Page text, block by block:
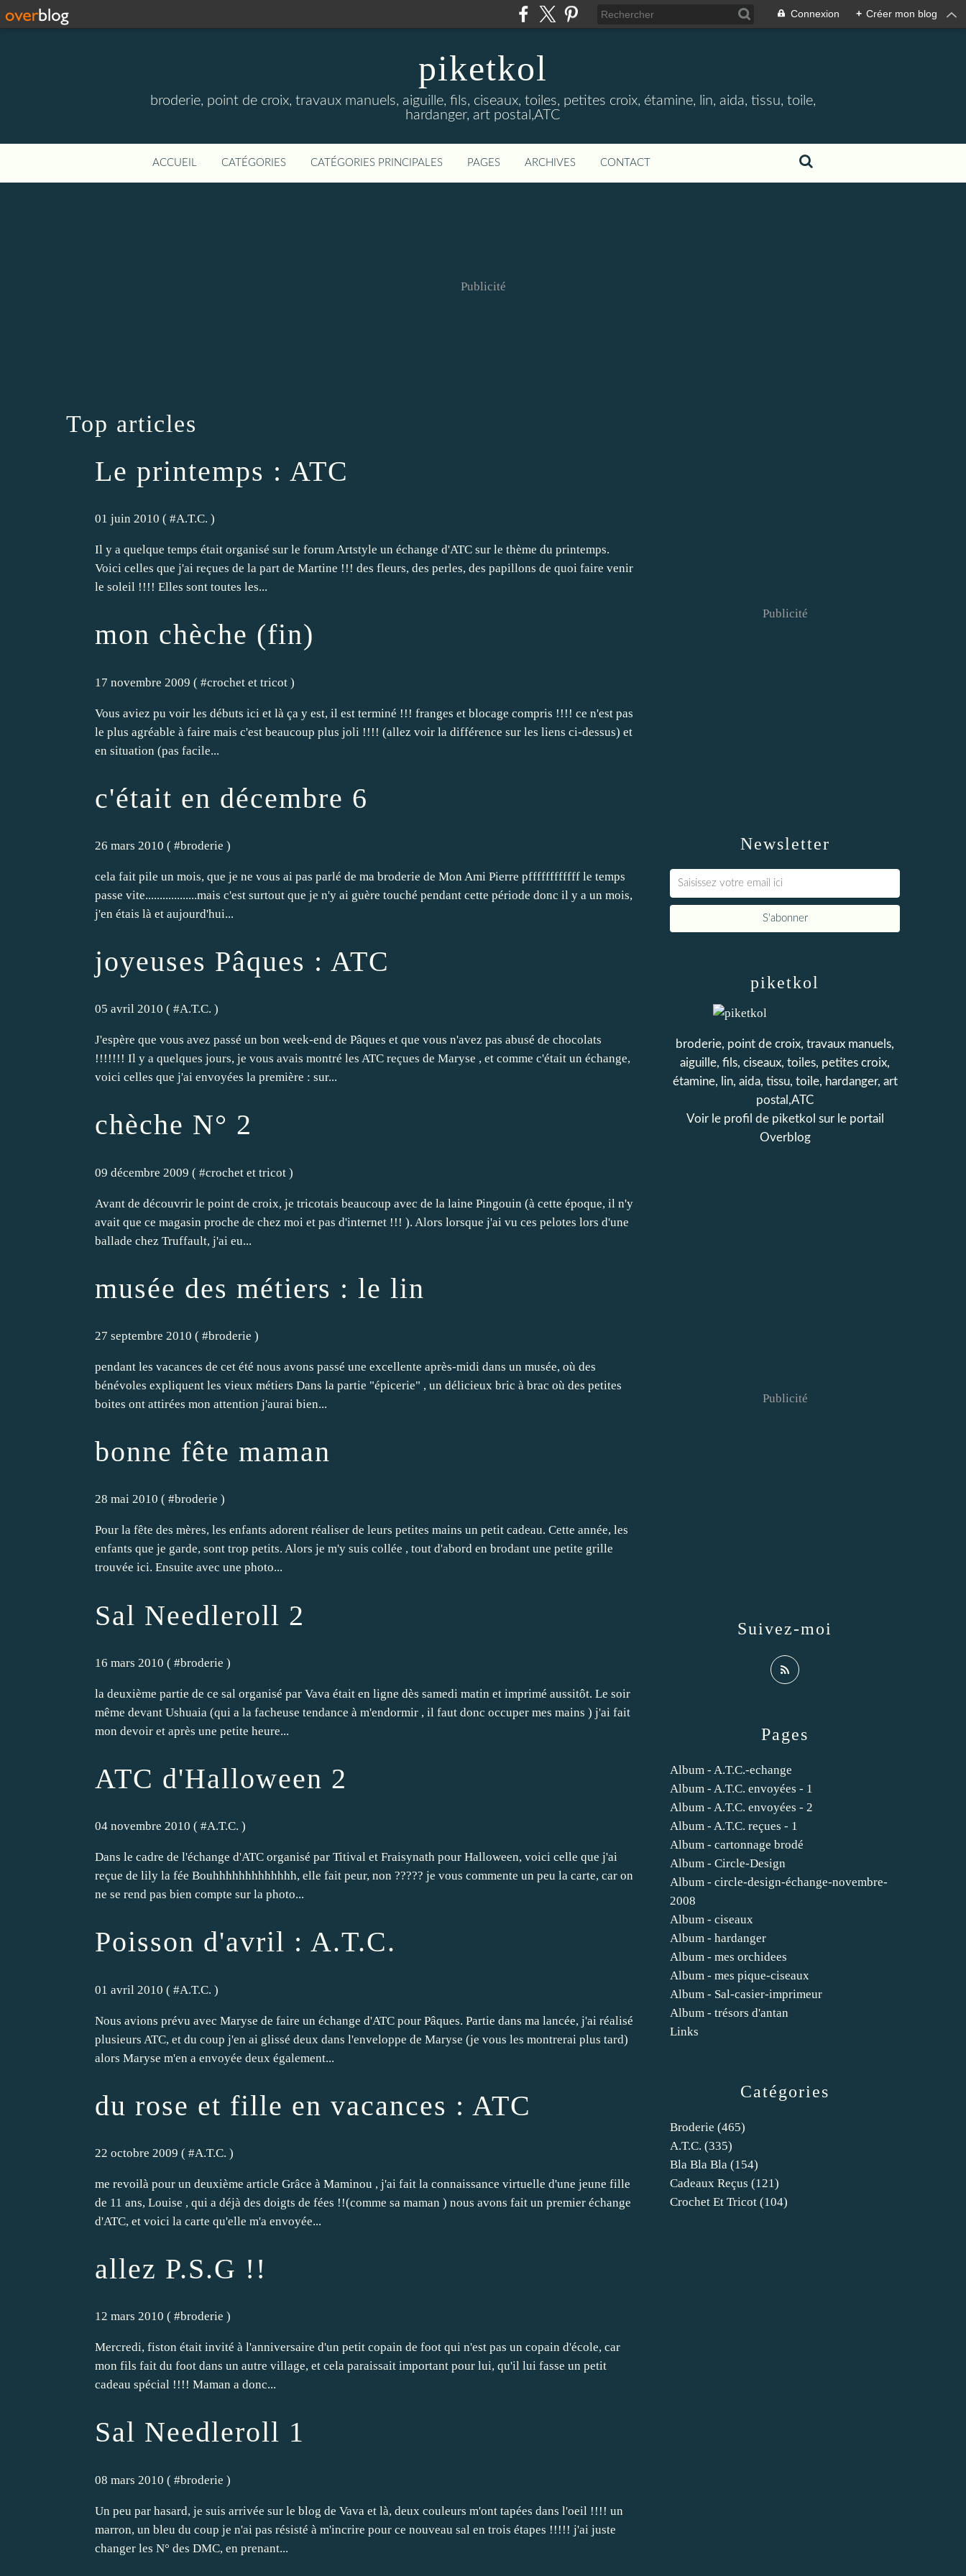
Connexion + Créer mon blog
piketkol
broderie, point de croix, travaux manuels, aiguille, fils, ciseaux, toiles, petites croix, étamine, lin, aida, tissu, toile,
hardanger, art postal,ATC
ACCUEIL CATÉGORIES CATÉGORIES PRINCIPALES PAGES ARCHIVES CONTACT
Publicité
Top articles
Le printemps : ATC
01 juin 2010 ( #A.T.C. )
Il y a quelque temps était organisé sur le forum Artstyle un échange d'ATC sur le thème du printemps.
Voici celles que j'ai reçues de la part de Martine !!! des fleurs, des perles, des papillons de quoi faire venir
le soleil !!!! Elles sont toutes les...
mon chèche (fin)
17 novembre 2009 ( #crochet et tricot )
Vous aviez pu voir les débuts ici et là ça y est, il est terminé !!! franges et blocage compris !!!! ce n'est pas
le plus agréable à faire mais c'est beaucoup plus joli !!!! (allez voir la différence sur les liens ci-dessus) et
en situation (pas facile...
c'était en décembre 6
26 mars 2010 ( #broderie )
cela fait pile un mois, que je ne vous ai pas parlé de ma broderie de Mon Ami Pierre pffffffffffff le temps
passe vite..................mais c'est surtout que je n'y ai guère touché pendant cette période donc il y a un mois,
j'en étais là et aujourd'hui...
joyeuses Pâques : ATC
05 avril 2010 ( #A.T.C. )
J'espère que vous avez passé un bon week-end de Pâques et que vous n'avez pas abusé de chocolats
!!!!!!! Il y a quelques jours, je vous avais montré les ATC reçues de Maryse , et comme c'était un échange,
voici celles que j'ai envoyées la première : sur...
chèche N° 2
09 décembre 2009 ( #crochet et tricot )
Avant de découvrir le point de croix, je tricotais beaucoup avec de la laine Pingouin (à cette époque, il n'y
avait que ce magasin proche de chez moi et pas d'internet !!! ). Alors lorsque j'ai vu ces pelotes lors d'une
ballade chez Truffault, j'ai eu...
musée des métiers : le lin
27 septembre 2010 ( #broderie )
pendant les vacances de cet été nous avons passé une excellente après-midi dans un musée, où des
bénévoles expliquent les vieux métiers Dans la partie "épicerie" , un délicieux bric à brac où des petites
boites ont attirées mon attention j'aurai bien...
bonne fête maman
28 mai 2010 ( #broderie )
Pour la fête des mères, les enfants adorent réaliser de leurs petites mains un petit cadeau. Cette année, les
enfants que je garde, sont trop petits. Alors je m'y suis collée , tout d'abord en brodant une petite grille
trouvée ici. Ensuite avec une photo...
Sal Needleroll 2
16 mars 2010 ( #broderie )
la deuxième partie de ce sal organisé par Vava était en ligne dès samedi matin et imprimé aussitôt. Le soir
même devant Ushuaia (qui a la facheuse tendance à m'endormir , il faut donc occuper mes mains ) j'ai fait
mon devoir et après une petite heure...
ATC d'Halloween 2
04 novembre 2010 ( #A.T.C. )
Dans le cadre de l'échange d'ATC organisé par Titival et Fraisynath pour Halloween, voici celle que j'ai
reçue de lily la fée Bouhhhhhhhhhhhhh, elle fait peur, non ????? je vous commente un peu la carte, car on
ne se rend pas bien compte sur la photo...
Poisson d'avril : A.T.C.
01 avril 2010 ( #A.T.C. )
Nous avions prévu avec Maryse de faire un échange d'ATC pour Pâques. Partie dans ma lancée, j'ai réalisé
plusieurs ATC, et du coup j'en ai glissé deux dans l'enveloppe de Maryse (je vous les montrerai plus tard)
alors Maryse m'en a envoyée deux également...
du rose et fille en vacances : ATC
22 octobre 2009 ( #A.T.C. )
me revoilà pour un deuxième article Grâce à Maminou , j'ai fait la connaissance virtuelle d'une jeune fille
de 11 ans, Louise , qui a déjà des doigts de fées !!(comme sa maman ) nous avons fait un premier échange
d'ATC, et voici la carte qu'elle m'a envoyée...
allez P.S.G !!
12 mars 2010 ( #broderie )
Mercredi, fiston était invité à l'anniversaire d'un petit copain de foot qui n'est pas un copain d'école, car
mon fils fait du foot dans un autre village, et cela paraissait important pour lui, qu'il lui fasse un petit
cadeau spécial !!!! Maman a donc...
Sal Needleroll 1
08 mars 2010 ( #broderie )
Un peu par hasard, je suis arrivée sur le blog de Vava et là, deux couleurs m'ont tapées dans l'oeil !!!! un
marron, un bleu du coup je n'ai pas résisté à m'incrire pour ce nouveau sal en trois étapes !!!!! j'ai juste
changer les N° des DMC, en prenant...
Newsletter
Publicité
Catégories
Broderie (465)
A.t.c. (335)
Bla Bla Bla (154)
Cadeaux Reçus (121)
Crochet Et Tricot (104)
Pages
Album - A.T.C.-echange
Album - A.T.C. envoyées - 1
Album - A.T.C. envoyées - 2
Album - A.T.C. reçues - 1
Album - cartonnage brodé
Album - Circle-Design
Album - circle-design-échange-novembre-
2008
Album - ciseaux
Album - hardanger
Album - mes orchidees
Album - mes pique-ciseaux
Album - Sal-casier-imprimeur
Album - trésors d'antan
Links
piketkol
broderie, point de croix, travaux manuels,
aiguille, fils, ciseaux, toiles, petites croix,
étamine, lin, aida, tissu, toile, hardanger, art
postal,ATC
Voir le profil de piketkol sur le portail
Overblog
Suivez-moi
Publicité